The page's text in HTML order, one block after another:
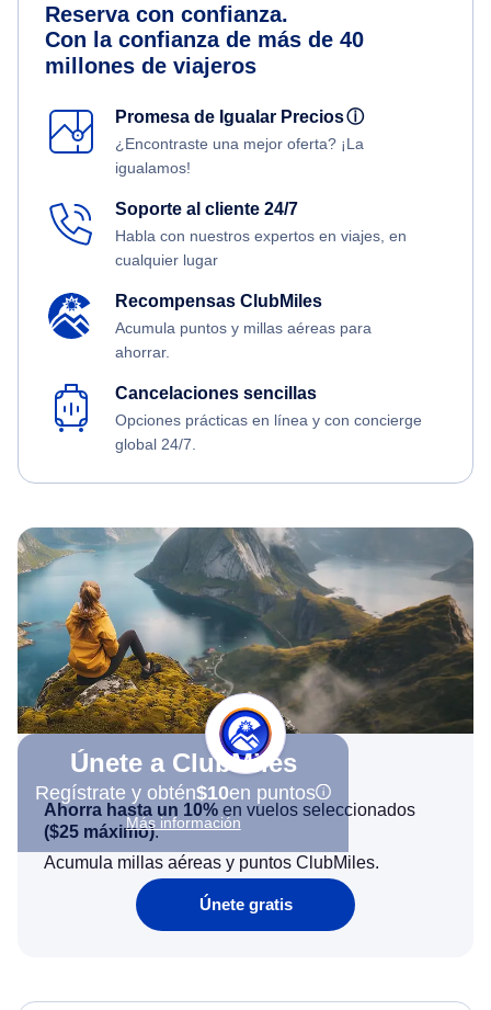
Reserva con confianza.
Con la confianza de más de 40
millones de viajeros
Promesa de Igualar Preciosⓘ
¿Encontraste una mejor oferta? ¡La
igualamos!
Soporte al cliente 24/7
Habla con nuestros expertos en viajes, en
cualquier lugar
Recompensas ClubMiles
Acumula puntos y millas aéreas para
ahorrar.
Cancelaciones sencillas
Opciones prácticas en línea y con concierge
global 24/7.
Únete a ClubMiles
Regístrate y obtén$10en puntos
Más información
Ahorra hasta un 10% en vuelos seleccionados
($25 máximo).
Acumula millas aéreas y puntos ClubMiles.
Únete gratis